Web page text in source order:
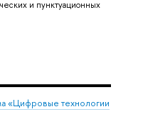
и пунктуационных
«Цифровые технологии